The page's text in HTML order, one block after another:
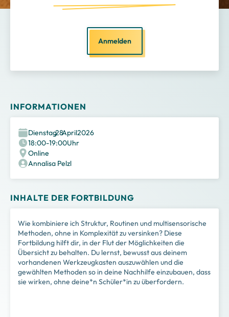
Anmelden
INFORMATIONEN
Dienstag
,28
.April2026
18:00-19:00Uhr
Online
Annalisa Pelzl
INHALTE DER FORTBILDUNG
Wie kombiniere ich Struktur, Routinen und multisensorische
Methoden, ohne in Komplexität zu versinken? Diese
Fortbildung hilft dir, in der Flut der Möglichkeiten die
Übersicht zu behalten. Du lernst, bewusst aus deinem
vorhandenen Werkzeugkasten auszuwählen und die
gewählten Methoden so in deine Nachhilfe einzubauen, dass
sie wirken, ohne deine*n Schüler*in zu überfordern.